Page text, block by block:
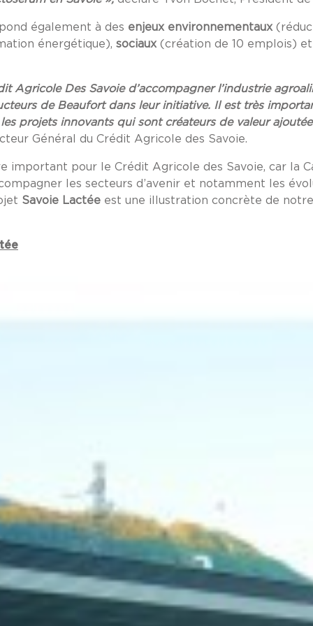
également à des enjeux environnementaux
énergétique), sociaux (création de 10 emplois)
Agricole Des Savoie d’accompagner l’industrie
de Beaufort dans leur initiative. Il est très
projets innovants qui sont créateurs de valeur
Général du Crédit Agricole des Savoie.
important pour le Crédit Agricole des Savoie, car la
les secteurs d’avenir et notamment les
Savoie Lactée est une illustration concrète de